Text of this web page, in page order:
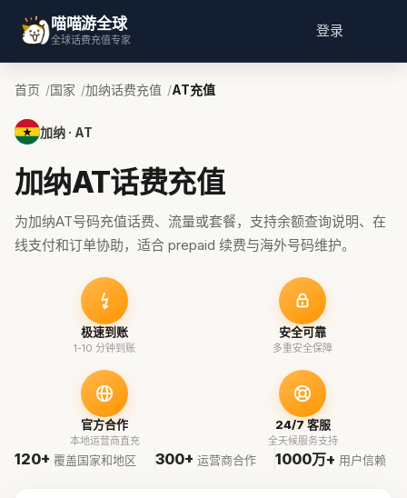
喵喵游全球
全球话费充值专家
登录
首页 国家 加纳话费充值 AT充值
加纳 · AT
加纳AT话费充值
为加纳AT号码充值话费、流量或套餐，支持余额查询说明、在
线支付和订单协助，适合 prepaid 续费与海外号码维护。
极速到账
1-10 分钟到账
安全可靠
多重安全保障
官方合作
本地运营商直充
24/7 客服
全天候服务支持
120+ 覆盖国家和地区 300+ 运营商合作 1000万+ 用户信赖